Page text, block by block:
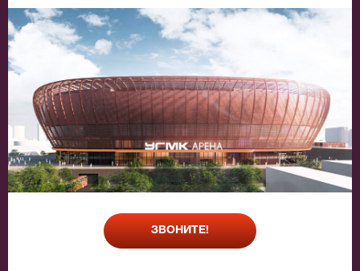
ЗВОНИТЕ!